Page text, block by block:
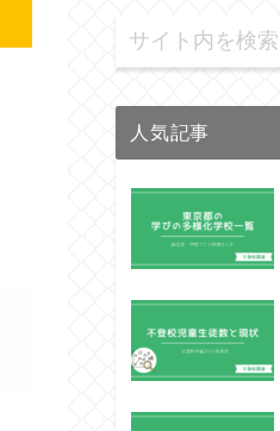
人気記事